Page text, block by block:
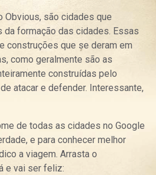
Obvious, são cidades que
da formação das cidades. Essas
construções que se deram em
como geralmente são as
construídas pelo
atacar e defender. Interessante,
de todas as cidades no Google
e para conhecer melhor
a viagem. Arrasta o
e vai ser feliz: